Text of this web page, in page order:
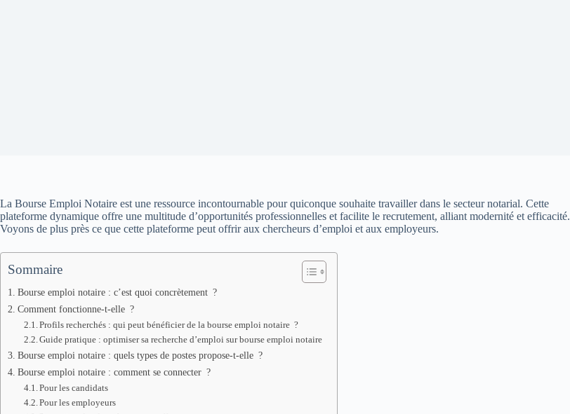
La Bourse Emploi Notaire est une ressource incontournable pour quiconque souhaite travailler dans le secteur notarial. Cette
plateforme dynamique offre une multitude d’opportunités professionnelles et facilite le recrutement, alliant modernité et efficacité.
Voyons de plus près ce que cette plateforme peut offrir aux chercheurs d’emploi et aux employeurs.
Sommaire
Bourse emploi notaire : c’est quoi concrètement ?
Comment fonctionne-t-elle ?
Profils recherchés : qui peut bénéficier de la bourse emploi notaire ?
Guide pratique : optimiser sa recherche d’emploi sur bourse emploi notaire
Bourse emploi notaire : quels types de postes propose-t-elle ?
Bourse emploi notaire : comment se connecter ?
Pour les candidats
Pour les employeurs